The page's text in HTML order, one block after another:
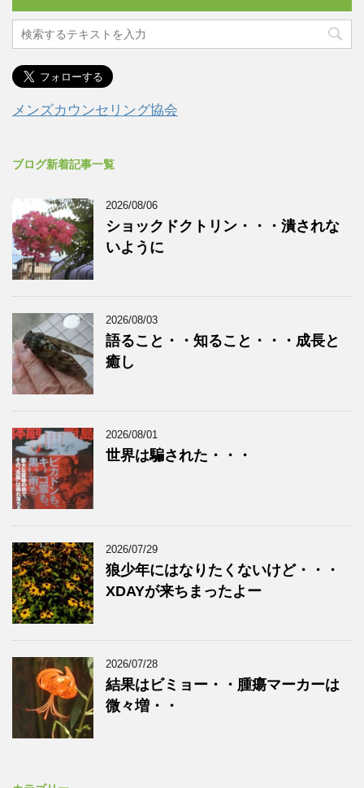
メンズカウンセリング協会
ブログ新着記事一覧
2026/08/06
ショックドクトリン・・・潰されな
いように
2026/08/03
語ること・・知ること・・・成長と
癒し
2026/08/01
世界は騙された・・・
2026/07/29
狼少年にはなりたくないけど・・・
XDAYが来ちまったよー
2026/07/28
結果はビミョー・・腫瘍マーカーは
微々増・・